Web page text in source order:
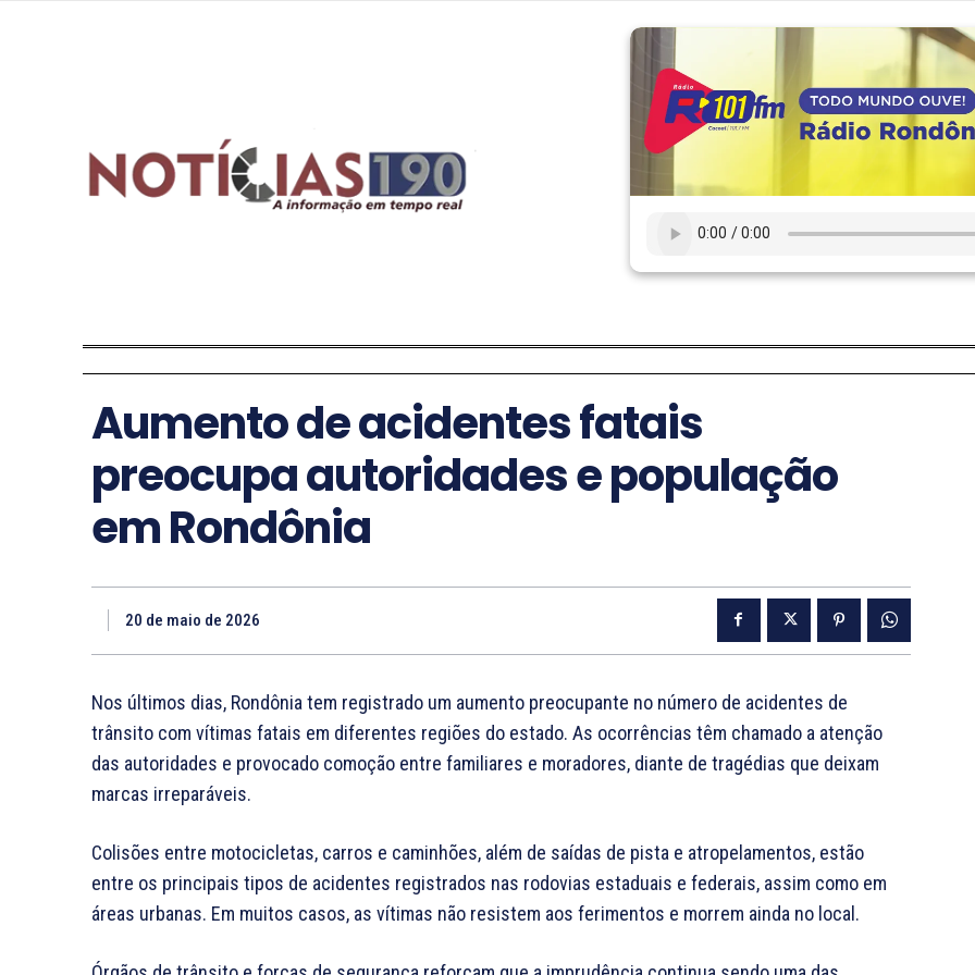
Aumento de acidentes fatais
preocupa autoridades e população
em Rondônia
20 de maio de 2026
Nos últimos dias, Rondônia tem registrado um aumento preocupante no número de acidentes de
trânsito com vítimas fatais em diferentes regiões do estado. As ocorrências têm chamado a atenção
das autoridades e provocado comoção entre familiares e moradores, diante de tragédias que deixam
marcas irreparáveis.
Colisões entre motocicletas, carros e caminhões, além de saídas de pista e atropelamentos, estão
entre os principais tipos de acidentes registrados nas rodovias estaduais e federais, assim como em
áreas urbanas. Em muitos casos, as vítimas não resistem aos ferimentos e morrem ainda no local.